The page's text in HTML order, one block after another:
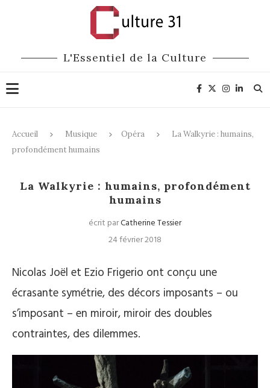
L'Essentiel de la Culture
Accueil Musique Opéra
La Walkyrie : humains,
profondément humains
La Walkyrie : humains, profondément
humains
écrit parCatherine Tessier
24 février 2018
Nicolas Joël et Ezio Frigerio ont conçu une
écrasante symétrie, des décors imposants – ou
s’imposant – en miroir, miroir des doubles
contraintes, des dilemmes.